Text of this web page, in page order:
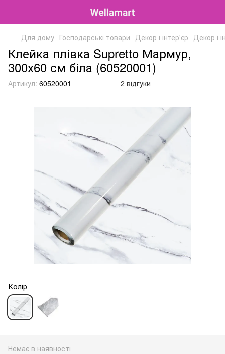
Для дому Господарські товари Декор і інтер'єр Декор і
Клейка плівка Supretto Мармур,
300х60 см біла (60520001)
Артикул: 60520001 2 відгуки
Колір
Немає в наявності